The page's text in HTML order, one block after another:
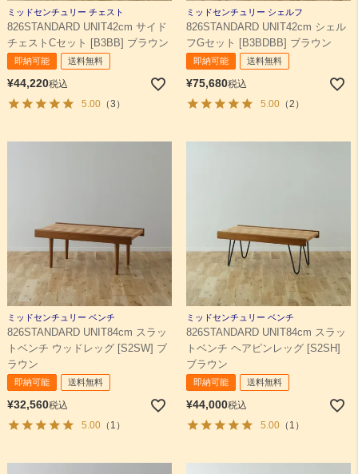
ミッドセンチュリー チェスト
826STANDARD UNIT42cm サイド
チェストCセット [B3BB] ブラウン
即納可能 送料無料
¥44,220税込
5.00（3）
ミッドセンチュリー シェルフ
826STANDARD UNIT42cm シェル
フGセット [B3BDBB] ブラウン
即納可能 送料無料
¥75,680税込
5.00（2）
ミッドセンチュリー ベンチ
826STANDARD UNIT84cm スラッ
トベンチ ウッドレッグ [S2SW] ブ
ラウン
即納可能 送料無料
¥32,560税込
5.00（1）
ミッドセンチュリー ベンチ
826STANDARD UNIT84cm スラッ
トベンチ ヘアピンレッグ [S2SH]
ブラウン
即納可能 送料無料
¥44,000税込
5.00（1）